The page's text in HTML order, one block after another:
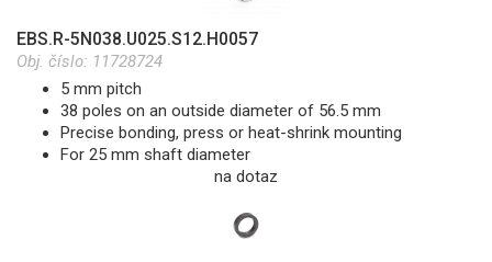
EBS.R-5N038.U025.S12.H0057
Obj. číslo: 11728724
5 mm pitch
38 poles on an outside diameter of 56.5 mm
Precise bonding, press or heat-shrink mounting
For 25 mm shaft diameter
na dotaz